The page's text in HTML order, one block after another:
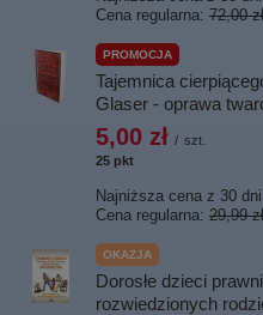
Cena regularna: 72,00 zł
PROMOCJA
Tajemnica
Glaser - oprawa
5,00 zł / szt.
25 pkt
Najniższa cena z 30
Cena regularna: 29,99 zł
OKAZJA
Dorosłe dzieci
rozwiedzionych